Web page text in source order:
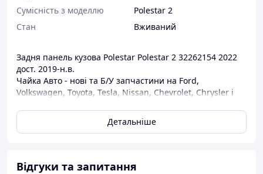
Сумісність з моделлю
Polestar 2
Стан
Вживаний
Задня панель кузова Polestar Polestar 2 32262154 2022
дост. 2019-н.в.
Чайка Авто - нові та Б/У запчастини на Ford,
Volkswagen, Toyota, Tesla, Nissan, Chevrolet, Chrysler і
Для оформлення замовлення дзвоніть з 9:00 до 20:00.
Детальніше
Відгуки та запитання